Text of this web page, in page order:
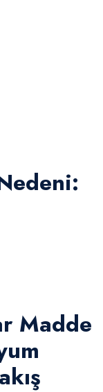
Madde